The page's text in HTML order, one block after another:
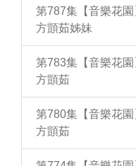
第787集【音樂花
方顗茹姊妹
第783集【音樂花
方顗茹
第780集【音樂花
方顗茹